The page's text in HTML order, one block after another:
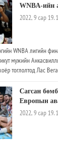
WNBA-ийн
2022, 9 сар 19.
WNBA лигийн
мужийн
тоглолтод Лас
цувралын
WNBA -ийн хэд
Сагсан
Европын
2022, 9 сар 19.